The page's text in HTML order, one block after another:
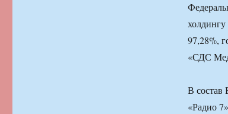
97,28%,
«СДС
В состав
«Радио